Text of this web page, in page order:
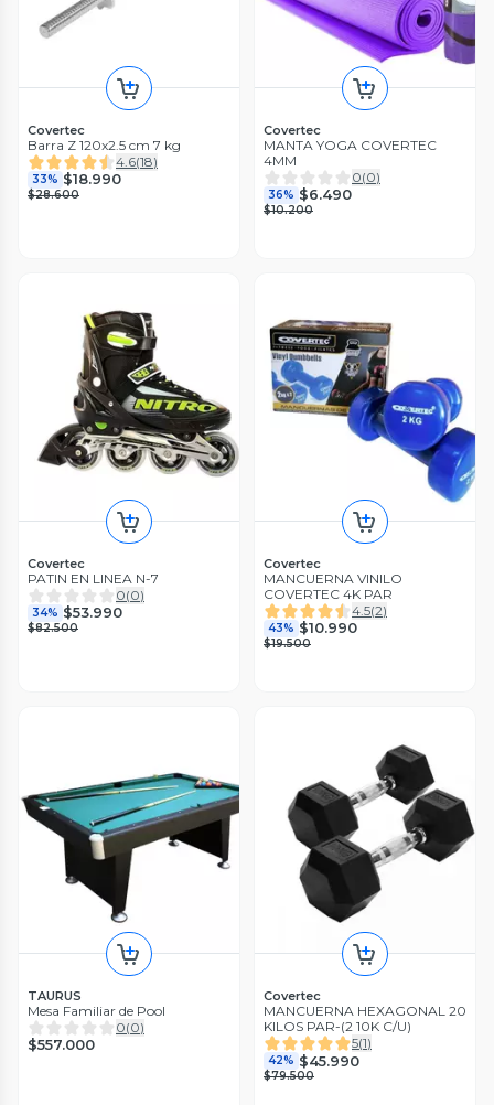
Covertec
Barra Z 120x2.5 cm 7 kg
4.6(18)
33% $18.990
$28.600
Covertec
MANTA YOGA COVERTEC
4MM
0(0)
36% $6.490
$10.200
Covertec
PATIN EN LINEA N-7
0(0)
34% $53.990
$82.500
Covertec
MANCUERNA VINILO
COVERTEC 4K PAR
4.5(2)
43% $10.990
$19.500
TAURUS
Mesa Familiar de Pool
0(0)
$557.000
Covertec
MANCUERNA HEXAGONAL 20
KILOS PAR-(2 10K C/U)
5(1)
42% $45.990
$79.500